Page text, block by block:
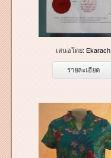
เสนอโดย: Ekarach
รายละเอียด